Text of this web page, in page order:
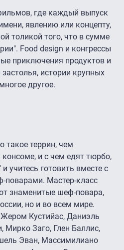
где каждый выпуск
явлению или концепту,
толикой того, что в сумме
Food design и конгрессы
приключения продуктов и
истории крупных
другое.
такое террин, чем
консоме, и с чем едят тюрбо,
учитесь готовить вместе с
Мастер-класс
знаменитые шеф-повара,
но и во всем мире.
Кустийас, Даниэль
Мирко Заго, Глен Баллис,
Эван, Массимилиано